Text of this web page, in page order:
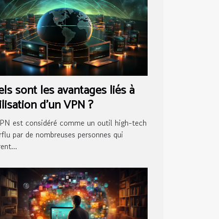
sont les avantages liés à
d’un VPN ?
est considéré comme un outil high-tech
par de nombreuses personnes qui